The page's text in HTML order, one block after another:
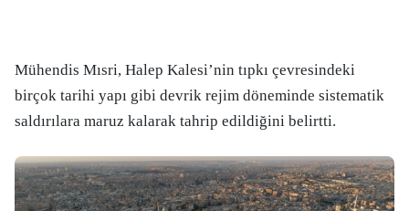
Mühendis Mısri, Halep Kalesi’nin tıpkı çevresindeki
birçok tarihi yapı gibi devrik rejim döneminde sistematik
saldırılara maruz kalarak tahrip edildiğini belirtti.